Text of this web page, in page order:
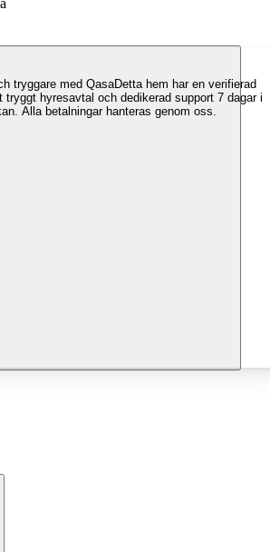
tryggare med QasaDetta hem har en verifierad
tryggt hyresavtal och dedikerad support 7 dagar i
Alla betalningar hanteras genom oss.